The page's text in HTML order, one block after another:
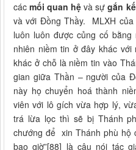
cácmối quan hệvà sựgắn
và với Đồng Thầy. MLXH
luôn luôn được củng cố bằng
nhiên niềm tin ở đây khác
khác ở chỗ là niềm tin vào
gian giữa Thần – người của
này họ chuyển hoá thành
viên với lô gích vừa hợp lý,
trá lừa lọc thì sẽ bị Thánh
chướng để xin Thánh phù hộ
bao giờ”[88] là câu nói tác